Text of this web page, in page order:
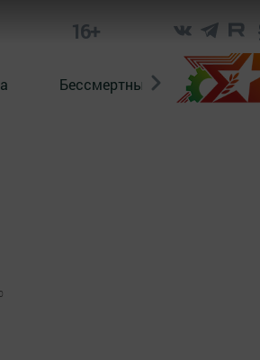
16+
Бессмертный полк. Кряшены